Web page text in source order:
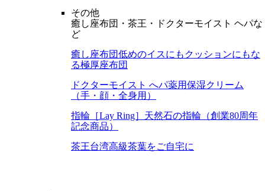
その他
癒し座布団・茶王・ドクターモイスト ヘパな
ど
癒し座布団低めのイスにもクッションにもな
る極厚座布団
ドクターモイスト へパ薬用保湿クリーム
（手・顔・全身用）
指輪［Lay Ring］ 天然石の指輪（創業80周年
記念商品）
茶王台湾高級茶葉をご自宅に